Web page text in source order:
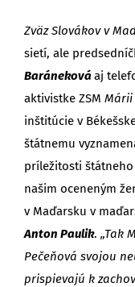
Zväz Slovákov v
sietí, ale
Baránekováaj
aktivistke ZSM Márii
inštitúcie v
štátnemu
príležitosti štátneho
našim oceneným
v Maďarsku v
Anton Paulik. „Tak
Pečeňová svojou
prispievajú k